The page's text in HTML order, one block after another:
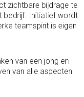
zichtbare bijdrage te
bedrijf. Initiatief wordt
teamspirit is eigen
van een jong en
van alle aspecten